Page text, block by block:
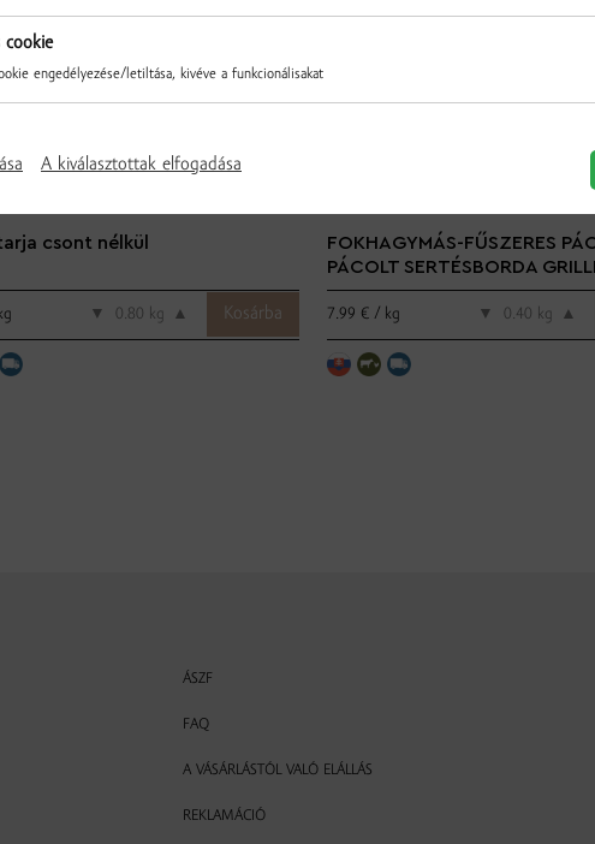
csont nélkül
▼ kg ▲
FOKHAGYMÁS-FŰSZERES
PÁCOLT SERTÉSBORDA
7.99 € / kg ▼ kg ▲
ÁSZF
FAQ
A VÁSÁRLÁSTÓL VALÓ ELÁLLÁS
REKLAMÁCIÓ
cookie
engedélyezése/letiltása, kivéve a funkcionálisakat
A kiválasztottak elfogadása